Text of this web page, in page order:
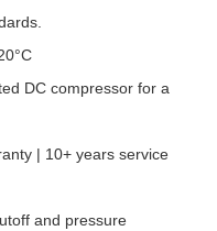
DC compressor for a
| 10+ years service
and pressure